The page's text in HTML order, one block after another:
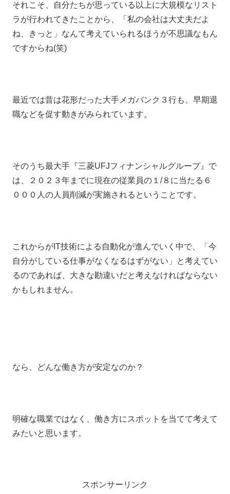
それこそ、自分たちが思っている以上に大規模なリスト
ラが行われてきたことから、「私の会社は大丈夫だよ
ね、きっと」なんて考えていられるほうが不思議なもん
ですからね(笑)
最近では昔は花形だった大手メガバンク３行も、早期退
職などを促す動きがみられています。
そのうち最大手『三菱UFJフィナンシャルグループ』で
は、２０２３年までに現在の従業員の１/８に当たる６
０００人の人員削減が実施されるということです。
これからがIT技術による自動化が進んでいく中で、「今
自分がしている仕事がなくなるはずがない」と考えてい
るのであれば、大きな勘違いだと考えなければならない
かもしれません。
なら、どんな働き方が安定なのか？
明確な職業ではなく、働き方にスポットを当てて考えて
みたいと思います。
スポンサーリンク